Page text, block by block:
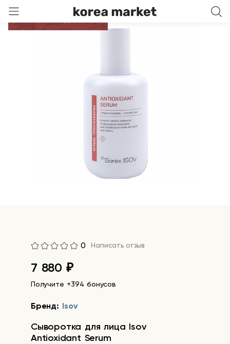
Бесплатная доставка
0 Написать отзыв
7 880 ₽
Получите +394 бонусов
Бренд: Isov
Сыворотка для лица Isov
Antioxidant Serum